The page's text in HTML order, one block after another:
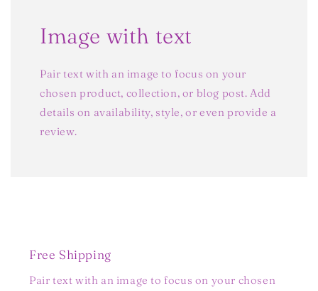
Image with text
Pair text with an image to focus on your
chosen product, collection, or blog post. Add
details on availability, style, or even provide a
review.
Free Shipping
Pair text with an image to focus on your chosen